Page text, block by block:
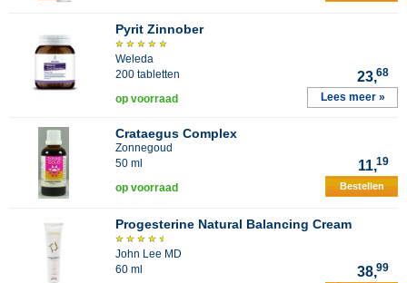
Pyrit Zinnober
Weleda
200 tabletten
23,68
op voorraad Lees meer »
Crataegus Complex
Zonnegoud
50 ml
11,19
op voorraad Bestellen
Progesterine Natural Balancing Cream
John Lee MD
60 ml
38,99